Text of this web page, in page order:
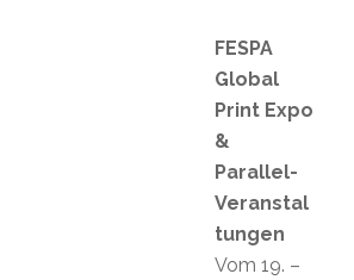
FESPA
Global
Print Expo
&
Parallel-
Veranstal
tungen
Vom 19. –